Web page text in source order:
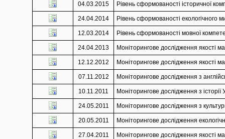
04.03.2015 Рівень сформованості історичної
24.04.2014 Рівень сформованості екологічного
12.03.2014 Рівень сформованості мовної
24.04.2013 Моніторингове дослідження якості
12.12.2012 Моніторингове дослідження якості
07.11.2012 Моніторингове дослідження з
10.11.2011 Моніторингове дослідження з історії
24.05.2011 Моніторингове дослідження з
20.05.2011 Моніторингове дослідження
27.04.2011 Моніторингове дослідження якості